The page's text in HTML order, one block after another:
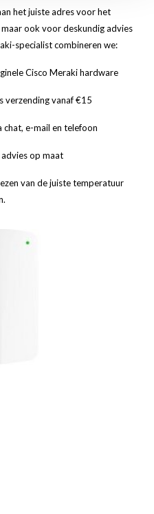
het juiste adres voor het
maar ook voor deskundig advies
specialist combineren we:
Cisco Meraki hardware
verzending vanaf €15
e-mail en telefoon
advies op maat
van de juiste temperatuur